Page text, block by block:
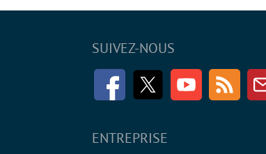
SUIVEZ-NOUS
FacebookTwitter Youtube RSS
ENTREPRISE